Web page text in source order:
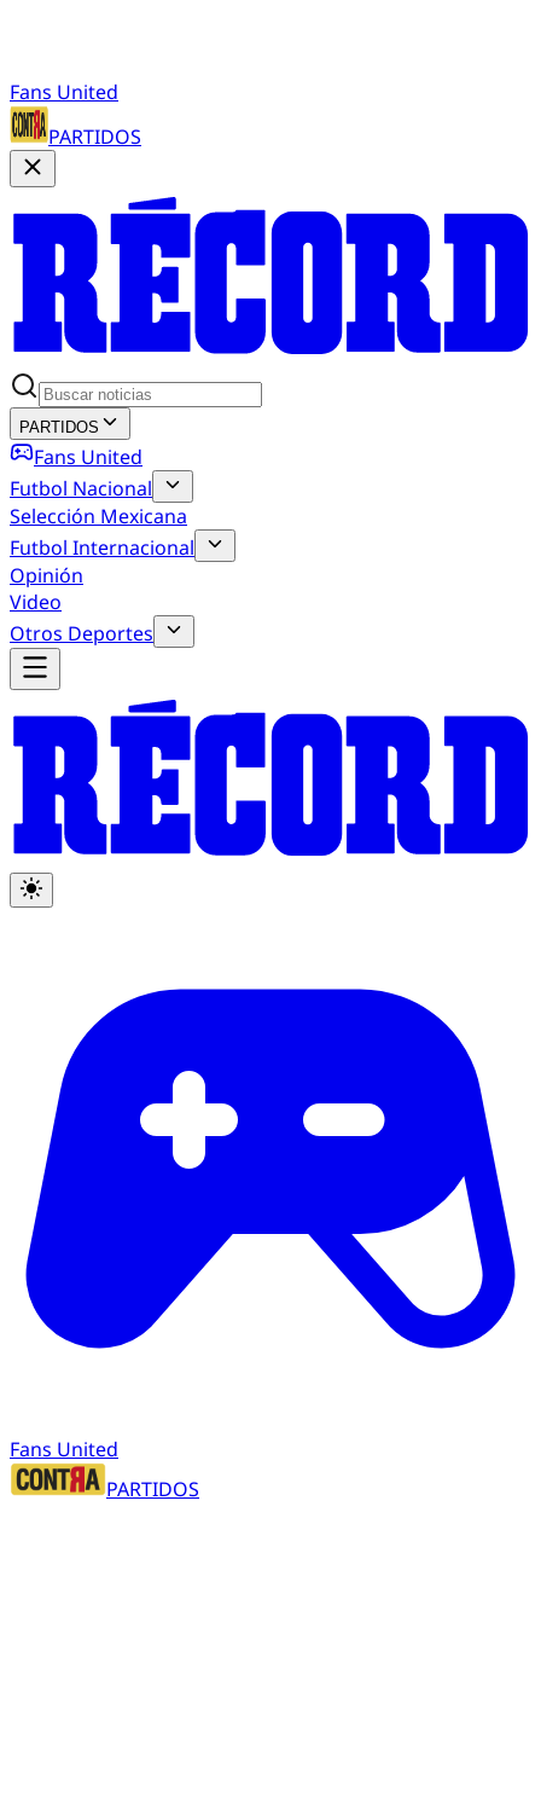
Fans United
PARTIDOS
PARTIDOS
Fans United
Futbol Nacional
Selección Mexicana
Futbol Internacional
Opinión
Video
Otros Deportes
Fans United
PARTIDOS